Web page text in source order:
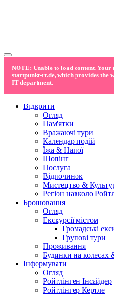
NOTE: Unable to load content. Your
startpunkt-rt.de, which provides the
IT department.
Відкрити
Огляд
Пам'ятки
Вражаючі тури
Календар подій
Їжа & Напої
Шопінг
Послуга
Відпочинок
Мистецтво &
Регіон навколо
Бронювання
Огляд
Екскурсії містом
Громадські
Групові тури
Проживання
Будинки на колесах
Інформувати
Огляд
Ройтлінген Інсайдер
Ройтлінгер Кертле